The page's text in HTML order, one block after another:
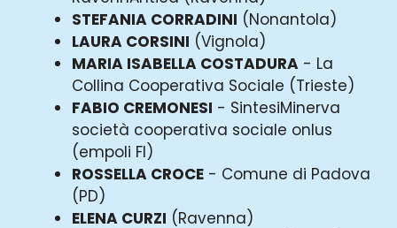
STEFANIA CORRADINI (Nonantola)
LAURA CORSINI (Vignola)
MARIA ISABELLA COSTADURA - La
Collina Cooperativa Sociale (Trieste)
FABIO CREMONESI - SintesiMinerva
società cooperativa sociale onlus
(empoli FI)
ROSSELLA CROCE - Comune di Padova
(PD)
ELENA CURZI (Ravenna)